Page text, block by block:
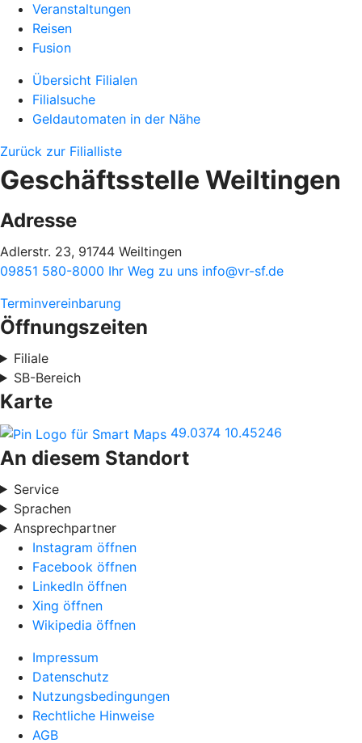
Veranstaltungen
Reisen
Fusion
Übersicht Filialen
Filialsuche
Geldautomaten in der Nähe
Zurück zur Filialliste
Geschäftsstelle Weiltingen
Adresse
Adlerstr. 23, 91744 Weiltingen
09851 580-8000 Ihr Weg zu uns info@vr-sf.de
Terminvereinbarung
Öffnungszeiten
Filiale
SB-Bereich
Karte
49.0374 10.45246
An diesem Standort
Service
Sprachen
Ansprechpartner
Instagram öffnen
Facebook öffnen
LinkedIn öffnen
Xing öffnen
Wikipedia öffnen
Impressum
Datenschutz
Nutzungsbedingungen
Rechtliche Hinweise
AGB